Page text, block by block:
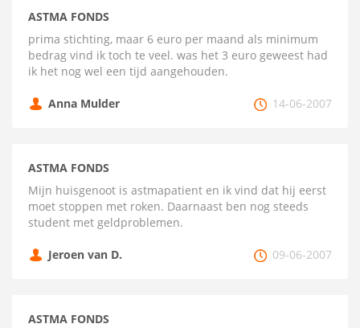
ASTMA FONDS
prima stichting, maar 6 euro per maand als minimum
bedrag vind ik toch te veel. was het 3 euro geweest had
ik het nog wel een tijd aangehouden.
Anna Mulder 14-06-2007
ASTMA FONDS
Mijn huisgenoot is astmapatient en ik vind dat hij eerst
moet stoppen met roken. Daarnaast ben nog steeds
student met geldproblemen.
Jeroen van D. 09-06-2007
ASTMA FONDS